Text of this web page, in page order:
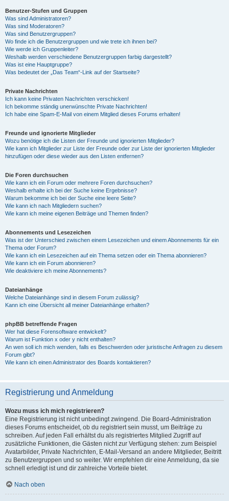
Benutzer-Stufen und Gruppen
Was sind Administratoren?
Was sind Moderatoren?
Was sind Benutzergruppen?
Wo finde ich die Benutzergruppen und wie trete ich ihnen bei?
Wie werde ich Gruppenleiter?
Weshalb werden verschiedene Benutzergruppen farbig dargestellt?
Was ist eine Hauptgruppe?
Was bedeutet der „Das Team“-Link auf der Startseite?
Private Nachrichten
Ich kann keine Privaten Nachrichten verschicken!
Ich bekomme ständig unerwünschte Private Nachrichten!
Ich habe eine Spam-E-Mail von einem Mitglied dieses Forums erhalten!
Freunde und ignorierte Mitglieder
Wozu benötige ich die Listen der Freunde und ignorierten Mitglieder?
Wie kann ich Mitglieder zur Liste der Freunde oder zur Liste der ignorierten Mitglieder
hinzufügen oder diese wieder aus den Listen entfernen?
Die Foren durchsuchen
Wie kann ich ein Forum oder mehrere Foren durchsuchen?
Weshalb erhalte ich bei der Suche keine Ergebnisse?
Warum bekomme ich bei der Suche eine leere Seite?
Wie kann ich nach Mitgliedern suchen?
Wie kann ich meine eigenen Beiträge und Themen finden?
Abonnements und Lesezeichen
Was ist der Unterschied zwischen einem Lesezeichen und einem Abonnements für ein
Thema oder Forum?
Wie kann ich ein Lesezeichen auf ein Thema setzen oder ein Thema abonnieren?
Wie kann ich ein Forum abonnieren?
Wie deaktiviere ich meine Abonnements?
Dateianhänge
Welche Dateianhänge sind in diesem Forum zulässig?
Kann ich eine Übersicht all meiner Dateianhänge erhalten?
phpBB betreffende Fragen
Wer hat diese Forensoftware entwickelt?
Warum ist Funktion x oder y nicht enthalten?
An wen soll ich mich wenden, falls es Beschwerden oder juristische Anfragen zu diesem
Forum gibt?
Wie kann ich einen Administrator des Boards kontaktieren?
Registrierung und Anmeldung
Wozu muss ich mich registrieren?
Eine Registrierung ist nicht unbedingt zwingend. Die Board-Administration
dieses Forums entscheidet, ob du registriert sein musst, um Beiträge zu
schreiben. Auf jeden Fall erhältst du als registriertes Mitglied Zugriff auf
zusätzliche Funktionen, die Gästen nicht zur Verfügung stehen: zum Beispiel
Avatarbilder, Private Nachrichten, E-Mail-Versand an andere Mitglieder, Beitritt
zu Benutzergruppen und so weiter. Wir empfehlen dir eine Anmeldung, da sie
schnell erledigt ist und dir zahlreiche Vorteile bietet.
Nach oben